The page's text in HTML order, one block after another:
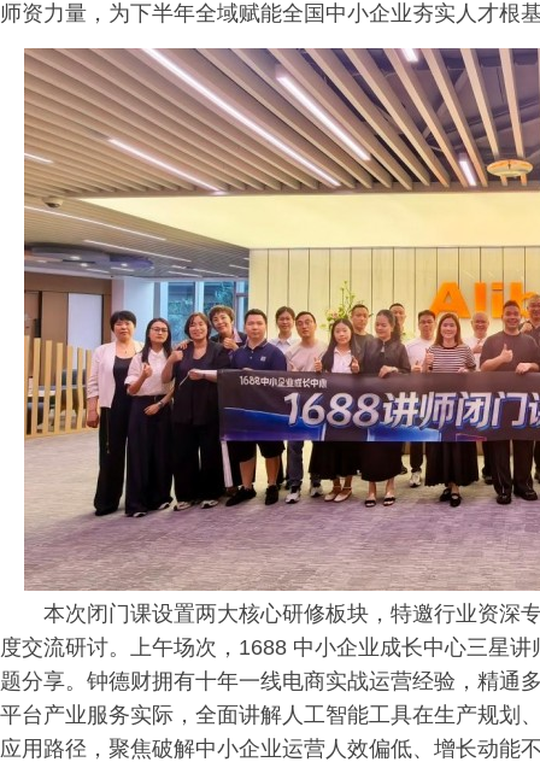
师资力量，为下半年全域赋能全国中小企业夯实人才根
本次闭门课设置两大核心研修板块，特邀行业资深
度交流研讨。上午场次，1688 中小企业成长中心三星
题分享。钟德财拥有十年一线电商实战运营经验，精通
平台产业服务实际，全面讲解人工智能工具在生产规划
应用路径，聚焦破解中小企业运营人效偏低、增长动能